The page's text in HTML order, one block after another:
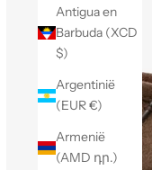
Antigua en
Barbuda (XCD
$)
Argentinië
(EUR €)
Armenië
(AMD դր.)